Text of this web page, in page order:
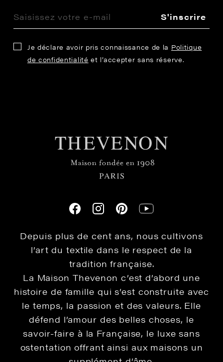
S'inscrire
Je déclare avoir pris connaissance de la Politique
de confidentialité et l’accepter sans réserve.
Depuis plus de cent ans, nous cultivons
l’art du textile dans le respect de la
tradition française.
La Maison Thevenon c’est d’abord une
histoire de famille qui s’est construite avec
le temps, la passion et des valeurs. Elle
défend l’amour des belles choses, le
savoir-faire à la Française, le luxe sans
ostentation offrant ainsi aux maisons un